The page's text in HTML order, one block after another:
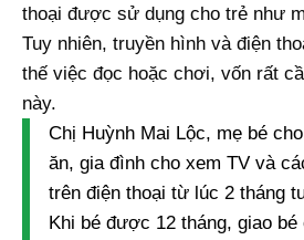
thoại được sử dụng cho trẻ như
Tuy nhiên, truyền hình và điện
thế việc đọc hoặc chơi, vốn rất
này.
Chị Huỳnh Mai Lộc, mẹ bé
ăn, gia đình cho xem TV và
trên điện thoại từ lúc 2 tháng
Khi bé được 12 tháng, giao